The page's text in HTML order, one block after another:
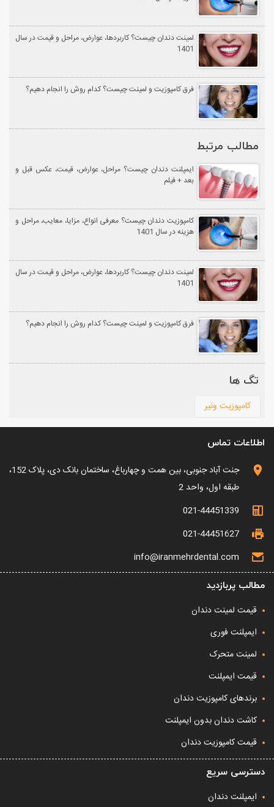
لمینت دندان چیست؟ کاربردها، عوارض، مراحل و قیمت در سال
1401
فرق کامپوزیت و لمینت چیست؟ کدام روش را انجام دهیم؟
مطالب مرتبط
ایمپلنت دندان چیست؟ مراحل، عوارض، قیمت، عکس قبل و
بعد + فیلم
کامپوزیت دندان چیست؟ معرفی انواع، مزایا، معایب، مراحل و
هزینه در سال 1401
لمینت دندان چیست؟ کاربردها، عوارض، مراحل و قیمت در سال
1401
فرق کامپوزیت و لمینت چیست؟ کدام روش را انجام دهیم؟
تگ ها
کامپوزیت ونیر
اطلاعات تماس
جنت آباد جنوبی، بین همت و چهارباغ، ساختمان بانک دی، پلاک 152،
طبقه اول، واحد 2
021-44451339
021-44451627
info@iranmehrdental.com
مطالب پربازدید
قیمت لمینت دندان
ایمپلنت فوری
لمینت متحرک
قیمت ایمپلنت
برندهای کامپوزیت دندان
کاشت دندان بدون ایمپلنت
قیمت کامپوزیت دندان
دسترسی سریع
ایمپلنت دندان